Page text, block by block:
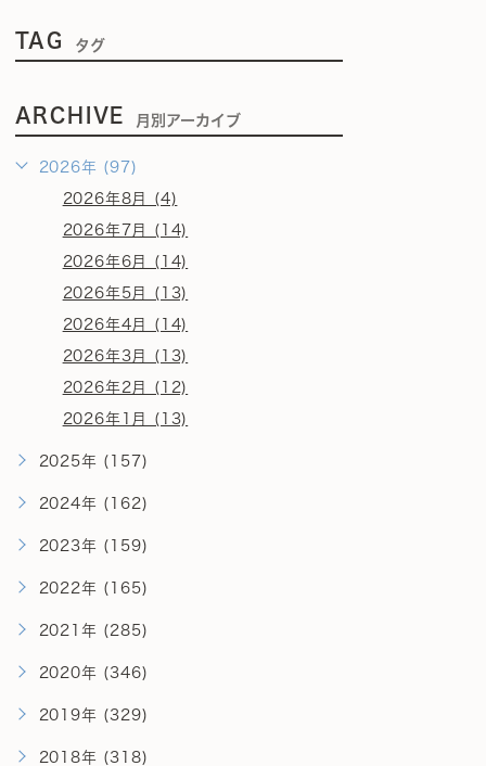
TAG タグ
ARCHIVE 月別アーカイブ
2026年 (97)
2026年8月 (4)
2026年7月 (14)
2026年6月 (14)
2026年5月 (13)
2026年4月 (14)
2026年3月 (13)
2026年2月 (12)
2026年1月 (13)
2025年 (157)
2024年 (162)
2023年 (159)
2022年 (165)
2021年 (285)
2020年 (346)
2019年 (329)
2018年 (318)